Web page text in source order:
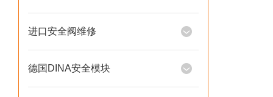
进口安全阀维修
德国DINA安全模块